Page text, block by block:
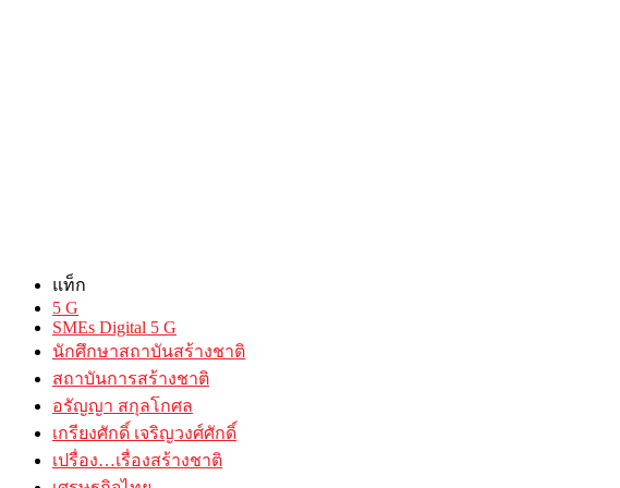
แท็ก
5 G
SMEs Digital 5 G
นักศึกษาสถาบันสร้างชาติ
สถาบันการสร้างชาติ
อรัญญา สกุลโกศล
เกรียงศักดิ์ เจริญวงศ์ศักดิ์
เปรื่อง…เรื่องสร้างชาติ